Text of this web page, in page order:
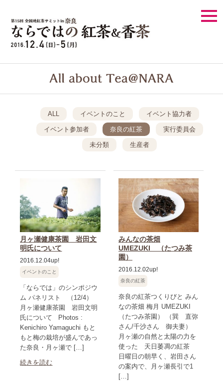
ALL イベントのこと イベント協力者
イベント参加者 奈良の紅茶 実行委員会
未分類 生産者
月ヶ瀬健康茶園 岩田文
明氏について
2016.12.04up!
イベントのこと
「ならでは」のシンポジウ
ム パネリスト （12/4）
月ヶ瀬健康茶園 岩田文明
氏について Photos :
Kenichiro Yamaguchi もと
もと梅の栽培が盛んであっ
た奈良・月ヶ瀬で […]
続きを読む
みんなの茶畑
UMEZUKI （たつみ茶
園）
2016.12.02up!
奈良の紅茶
奈良の紅茶つくりびと みん
なの茶畑 梅月 UMEZUKI
（たつみ茶園） （巽 直弥
さん/千沙さん 御夫妻）
月ヶ瀬の自然と太陽の力を
使った 天日萎凋の紅茶
日曜日の朝早く、岩田さん
の案内で、月ヶ瀬長引で1
[…]